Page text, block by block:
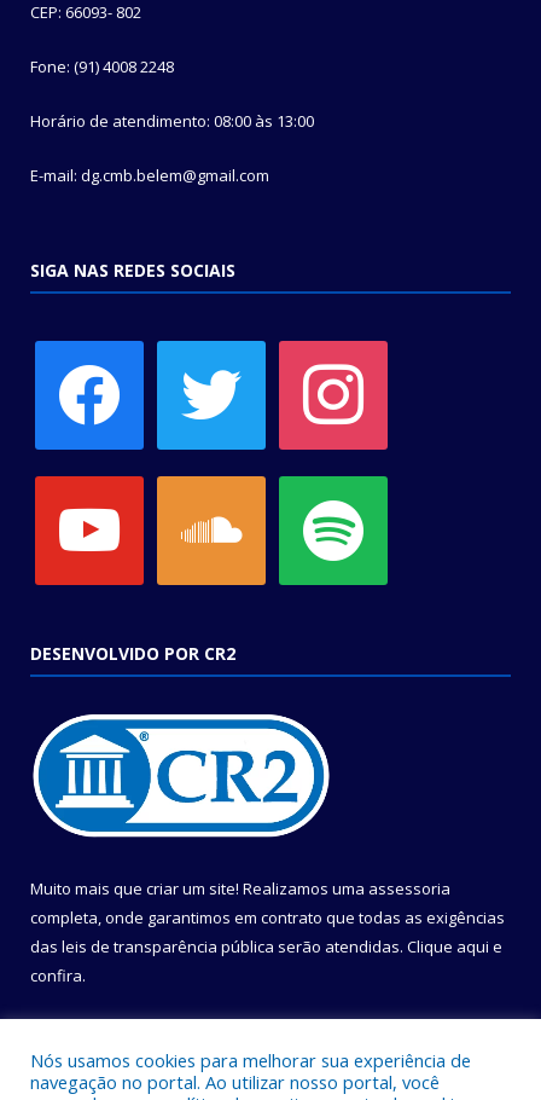
CEP: 66093- 802
Fone: (91) 4008 2248
Horário de atendimento: 08:00 às 13:00
E-mail: dg.cmb.belem@gmail.com
SIGA NAS REDES SOCIAIS
DESENVOLVIDO POR CR2
Muito mais que criar um site! Realizamos uma assessoria
completa, onde garantimos em contrato que todas as exigências
das leis de transparência pública serão atendidas. Clique aqui e
confira.
Nós usamos cookies para melhorar sua experiência de
navegação no portal. Ao utilizar nosso portal, você